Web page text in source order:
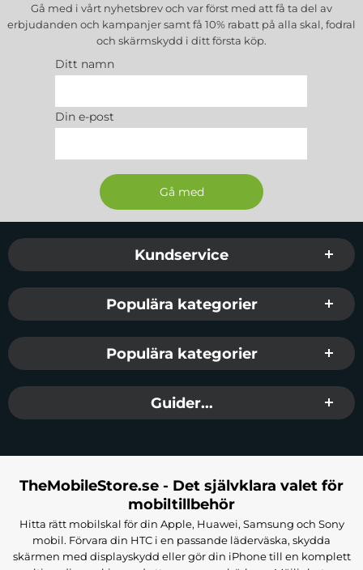
Gå med i vårt nyhetsbrev och var först med att få ta del av
erbjudanden och kampanjer samt få 10% rabatt på alla skal, fodral
och skärmskydd i ditt första köp.
Ditt namn
Din e-post
Sidfot Blandad info och länkar
Kundservice
Populära kategorier
Populära kategorier
Guider...
TheMobileStore.se - Det självklara valet för
mobiltillbehör
Hitta rätt mobilskal för din Apple, Huawei, Samsung och Sony
mobil. Förvara din HTC i en passande läderväska, skydda
skärmen med displayskydd eller gör din iPhone till en komplett